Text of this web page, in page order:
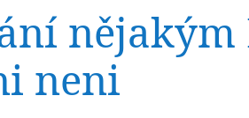
nějakým
neni